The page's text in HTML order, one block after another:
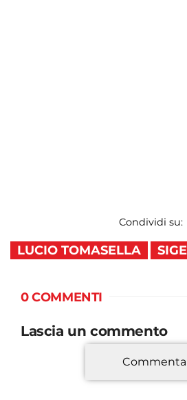
Condividi su:
LUCIO TOMASELLA
0 COMMENTI
Lascia un commento
*
Commenta